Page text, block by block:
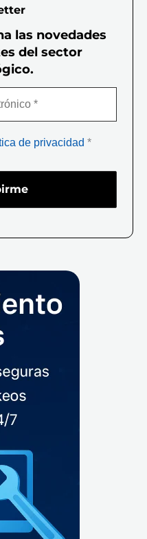
las novedades
del sector
de privacidad *